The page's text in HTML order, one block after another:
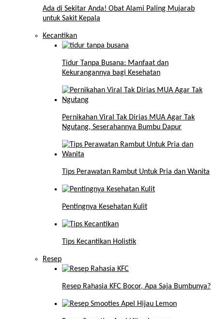
Ada di Sekitar Anda! Obat Alami Paling Mujarab
untuk Sakit Kepala
Kecantikan
Tidur Tanpa Busana: Manfaat dan
Kekurangannya bagi Kesehatan
Pernikahan Viral Tak Dirias MUA Agar Tak
Ngutang, Seserahannya Bumbu Dapur
Tips Perawatan Rambut Untuk Pria dan Wanita
Pentingnya Kesehatan Kulit
Tips Kecantikan Holistik
Resep
Resep Rahasia KFC Bocor, Apa Saja Bumbunya?